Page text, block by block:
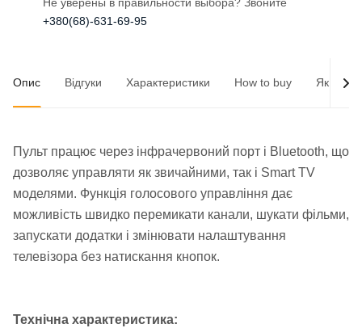
Не уверены в правильности выбора? Звоните
+380(68)-631-69-95
Опис Відгуки Характеристики How to buy Як
Пульт працює через інфрачервоний порт і Bluetooth, що
дозволяє управляти як звичайними, так і Smart TV
моделями. Функція голосового управління дає
можливість швидко перемикати канали, шукати фільми,
запускати додатки і змінювати налаштування
телевізора без натискання кнопок.
Технічна характеристика: